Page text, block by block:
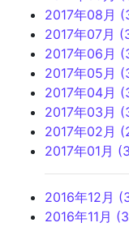
2017年08月
2017年07月
2017年06月
2017年05月
2017年04月
2017年03月
2017年02月
2017年01月
2016年12月
2016年11月